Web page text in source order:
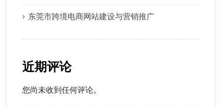
东莞市跨境电商网站建设与营销推广
近期评论
您尚未收到任何评论。